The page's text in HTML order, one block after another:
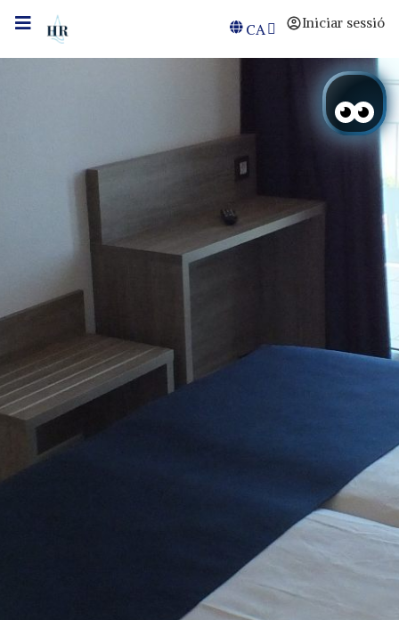
Iniciar sessió
CA